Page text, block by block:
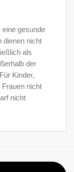
gesunde
dienen nicht
als
der
Kinder,
nicht
nicht